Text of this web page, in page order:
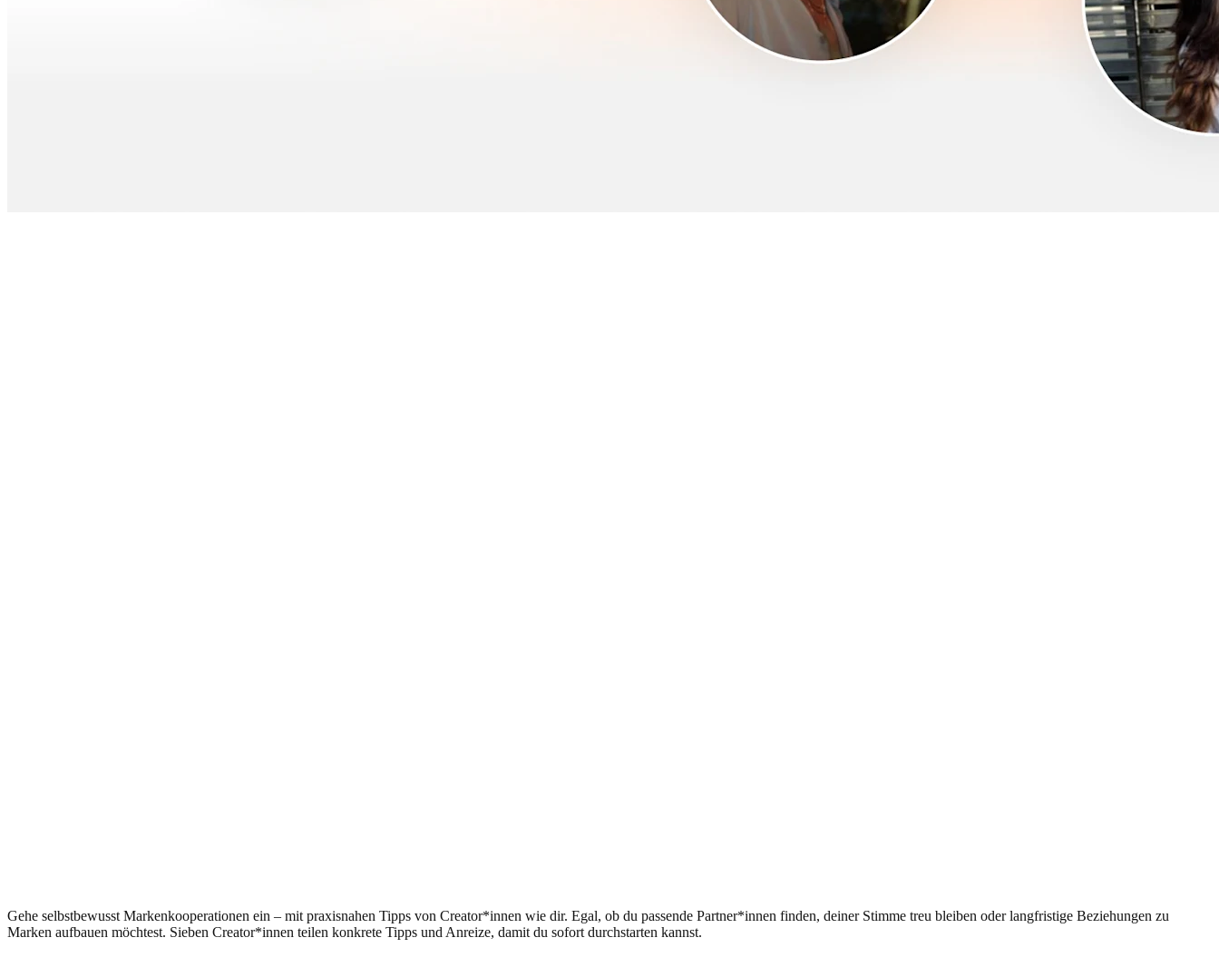
Gehe selbstbewusst Markenkooperationen ein – mit praxisnahen Tipps von Creator*innen wie dir. Egal, ob du passende Partner*innen finden, deiner Stimme treu bleiben oder langfristige Beziehungen zu
Marken aufbauen möchtest. Sieben Creator*innen teilen konkrete Tipps und Anreize, damit du sofort durchstarten kannst.